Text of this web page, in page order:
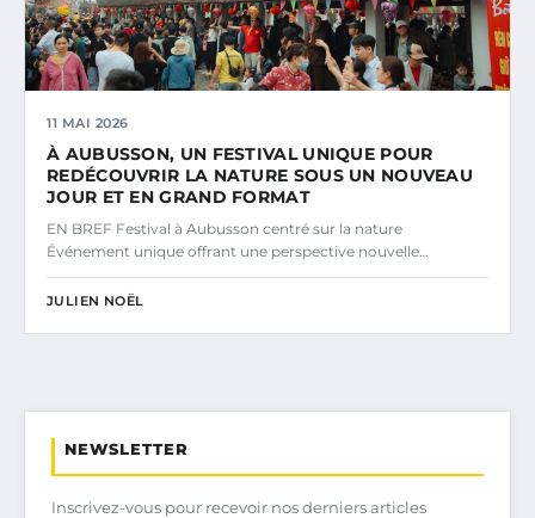
11 MAI 2026
À AUBUSSON, UN FESTIVAL UNIQUE POUR
REDÉCOUVRIR LA NATURE SOUS UN NOUVEAU
JOUR ET EN GRAND FORMAT
EN BREF Festival à Aubusson centré sur la nature
Événement unique offrant une perspective nouvelle…
JULIEN NOËL
NEWSLETTER
Inscrivez-vous pour recevoir nos derniers articles